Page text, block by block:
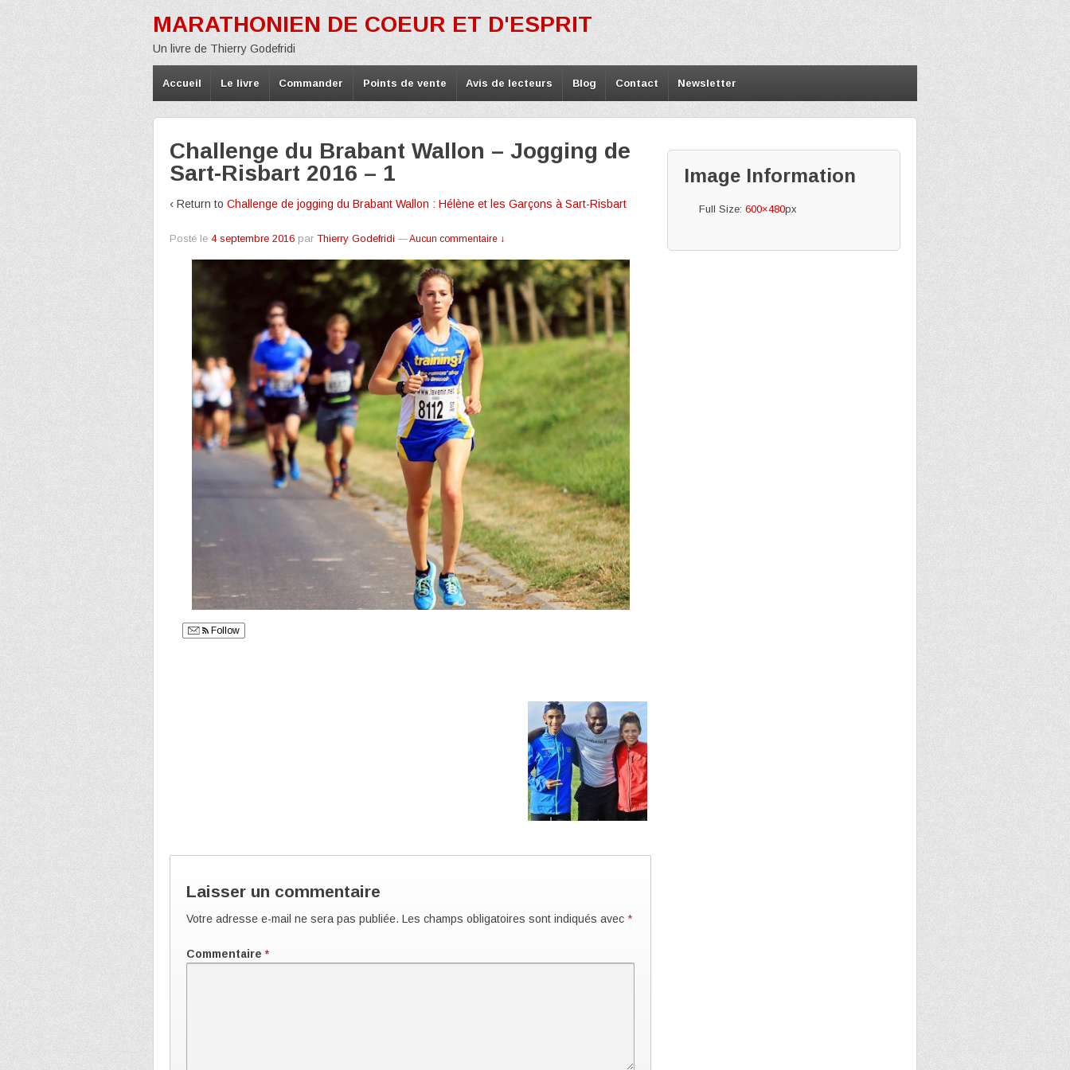
MARATHONIEN DE COEUR ET D'ESPRIT
Un livre de Thierry Godefridi
Accueil Le livre Commander Points de vente Avis de lecteurs Blog Contact Newsletter
Challenge du Brabant Wallon – Jogging de
Sart-Risbart 2016 – 1
‹ Return to Challenge de jogging du Brabant Wallon : Hélène et les Garçons à Sart-Risbart
Posté le 4 septembre 2016 par Thierry Godefridi —Aucun commentaire ↓
Follow
Laisser un commentaire
Votre adresse e-mail ne sera pas publiée. Les champs obligatoires sont indiqués avec *
Commentaire *
Image Information
Full Size:600×480px